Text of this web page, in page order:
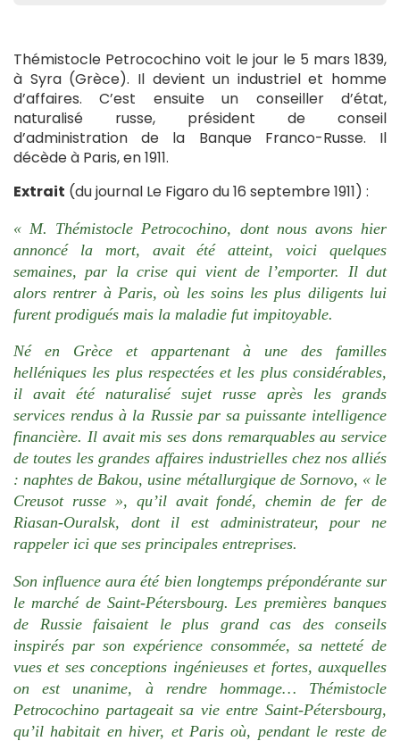
Thémistocle Petrocochino voit le jour le 5 mars 1839,
à Syra (Grèce). Il devient un industriel et homme
d’affaires. C’est ensuite un conseiller d’état,
naturalisé russe, président de conseil
d’administration de la Banque Franco-Russe. Il
décède à Paris, en 1911.
Extrait (du journal Le Figaro du 16 septembre 1911) :
« M. Thémistocle Petrocochino, dont nous avons hier
annoncé la mort, avait été atteint, voici quelques
semaines, par la crise qui vient de l’emporter. Il dut
alors rentrer à Paris, où les soins les plus diligents lui
furent prodigués mais la maladie fut impitoyable.
Né en Grèce et appartenant à une des familles
helléniques les plus respectées et les plus considérables,
il avait été naturalisé sujet russe après les grands
services rendus à la Russie par sa puissante intelligence
financière. Il avait mis ses dons remarquables au service
de toutes les grandes affaires industrielles chez nos alliés
: naphtes de Bakou, usine métallurgique de Sornovo, « le
Creusot russe », qu’il avait fondé, chemin de fer de
Riasan-Ouralsk, dont il est administrateur, pour ne
rappeler ici que ses principales entreprises.
Son influence aura été bien longtemps prépondérante sur
le marché de Saint-Pétersbourg. Les premières banques
de Russie faisaient le plus grand cas des conseils
inspirés par son expérience consommée, sa netteté de
vues et ses conceptions ingénieuses et fortes, auxquelles
on est unanime, à rendre hommage… Thémistocle
Petrocochino partageait sa vie entre Saint-Pétersbourg,
qu’il habitait en hiver, et Paris où, pendant le reste de